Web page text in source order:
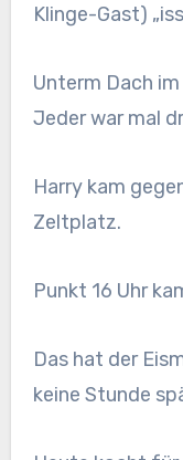
Klinge-Gast)
Unterm Dach
Jeder war mal
Harry kam
Zeltplatz.
Punkt 16 Uhr
Das hat der
keine Stunde